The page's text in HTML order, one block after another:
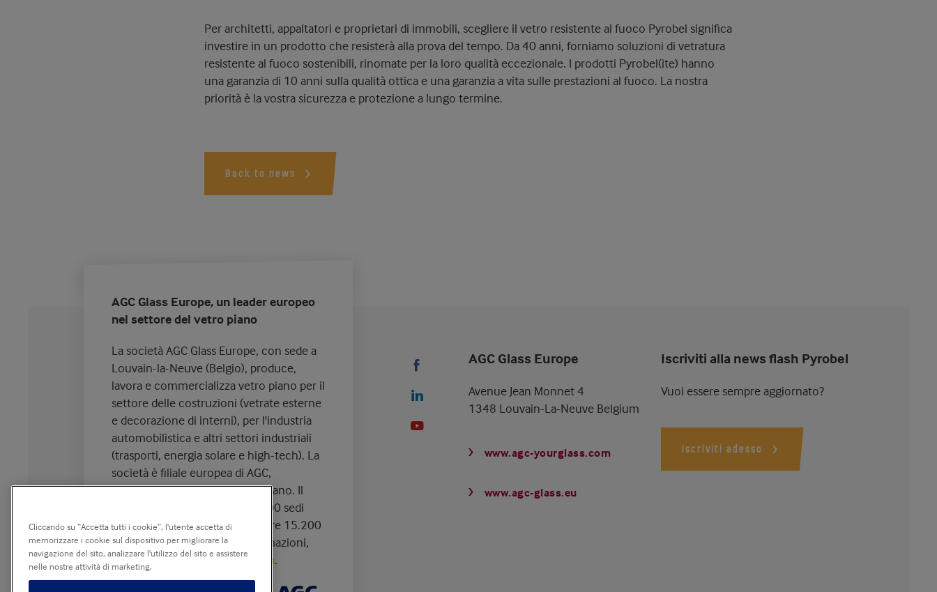
Per architetti, appaltatori e proprietari di immobili, scegliere il vetro resistente al fuoco Pyrobel significa
investire in un prodotto che resisterà alla prova del tempo. Da 40 anni, forniamo soluzioni di vetratura
resistente al fuoco sostenibili, rinomate per la loro qualità eccezionale. I prodotti Pyrobel(ite) hanno
una garanzia di 10 anni sulla qualità ottica e una garanzia a vita sulle prestazioni al fuoco. La nostra
priorità è la vostra sicurezza e protezione a lungo termine.
Back to news
AGC Glass Europe, un leader europeo
nel settore del vetro piano
La società AGC Glass Europe, con sede a
Louvain-la-Neuve (Belgio), produce,
lavora e commercializza vetro piano per il
settore delle costruzioni (vetrate esterne
e decorazione di interni), per l'industria
automobilistica e altri settori industriali
(trasporti, energia solare e high-tech). La
società è filiale europea di AGC,
produttore mondiale di vetro piano. Il
Gruppo è presente con oltre 100 sedi
nell’intera Europa e impiega oltre 15.200
dipendenti. Per maggiori informazioni,
visitarewww.agc-yourglass.com.
AGC Glass Europe
Avenue Jean Monnet 4
1348 Louvain-La-Neuve Belgium
www.agc-yourglass.com
www.agc-glass.eu
Iscriviti alla news flash Pyrobel
Vuoi essere sempre aggiornato?
Iscriviti adesso
Cliccando su “Accetta tutti i cookie”, l'utente accetta di
memorizzare i cookie sul dispositivo per migliorare la
navigazione del sito, analizzare l'utilizzo del sito e assistere
nelle nostre attività di marketing.